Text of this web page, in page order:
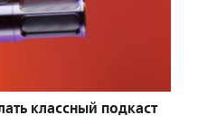
классный подкаст